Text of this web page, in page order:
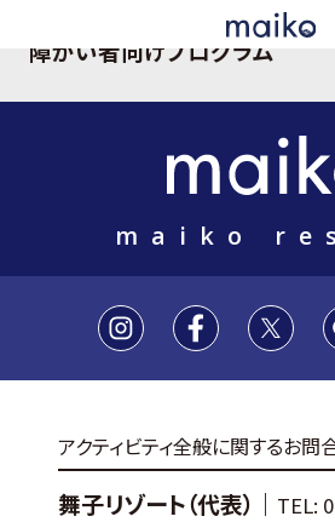
障がい者向けプログラム
maiko
アクティビティ全般に関するお問
舞子リゾート（代表）｜ TEL: